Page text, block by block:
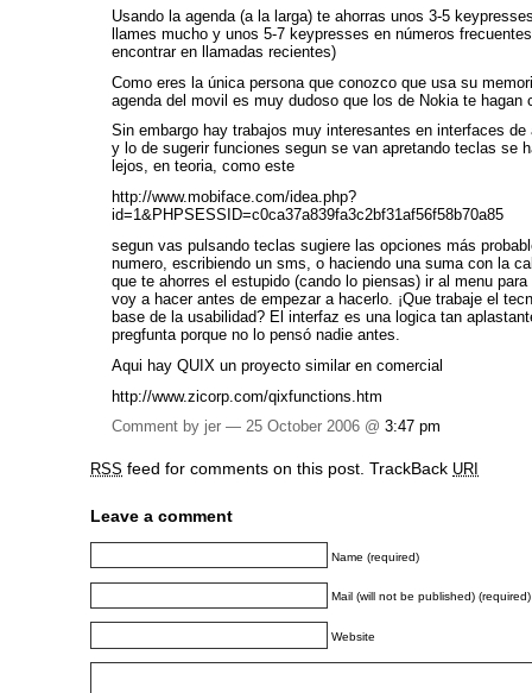
Usando la agenda (a la larga) te ahorras unos 3-5
llames mucho y unos 5-7 keypresses en números
encontrar en llamadas recientes)
Como eres la única persona que conozco que usa su
agenda del movil es muy dudoso que los de Nokia te hagan
Sin embargo hay trabajos muy interesantes en interfaces de
y lo de sugerir funciones segun se van apretando teclas se
lejos, en teoria, como este
http://www.mobiface.com/idea.php?
id=1&PHPSESSID=c0ca37a839fa3c2bf31af56f58b70a85
segun vas pulsando teclas sugiere las opciones más
numero, escribiendo un sms, o haciendo una suma con la
que te ahorres el estupido (cando lo piensas) ir al menu
voy a hacer antes de empezar a hacerlo. ¡Que trabaje el
base de la usabilidad? El interfaz es una logica tan
pregfunta porque no lo pensó nadie antes.
Aqui hay QUIX un proyecto similar en comercial
http://www.zicorp.com/qixfunctions.htm
Comment by jer — 25 October 2006 @ 3:47 pm
RSS feed for comments on this post. TrackBack URI
Leave a comment
Name (required)
Mail (will not be published) (required)
Website